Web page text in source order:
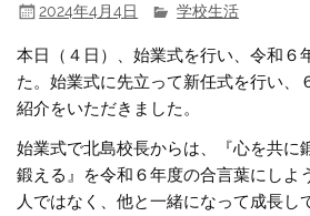
2024年4月4日 学校生活
本日（４日）、始業式を行い、令和６
た。始業式に先立って新任式を行い、
紹介をいただきました。
始業式で北島校長からは、『心を共に
鍛える』を令和６年度の合言葉にしよ
人ではなく、他と一緒になって成長し